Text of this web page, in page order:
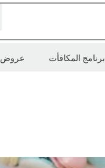
برنامج المكافأت عروض